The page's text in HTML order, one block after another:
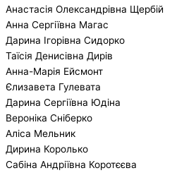
Анастасія Олександрівна Щербій
Анна Сергіївна Магас
Дарина Ігорівна Сидорко
Таїсія Денисівна Дирів
Анна-Марія Ейсмонт
Єлизавета Гулевата
Дарина Сергіївна Юдіна
Вероніка Сніберко
Аліса Мельник
Дирина Королько
Сабіна Андріївна Коротєєва